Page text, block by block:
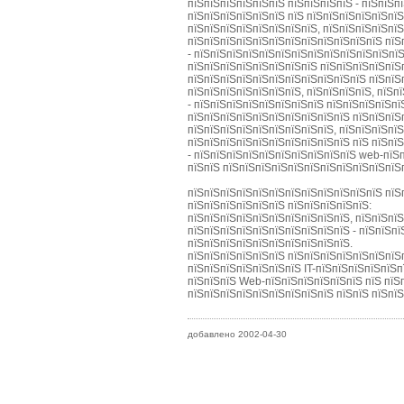
пїЅпїЅпїЅпїЅпїЅпїЅ пїЅпїЅпїЅпїЅ -
пїЅпїЅпїЅпїЅпїЅпїЅ пїЅ
пїЅпїЅпїЅпїЅпїЅпїЅпїЅпїЅ,
пїЅпїЅпїЅпїЅпїЅпїЅпїЅпїЅпїЅпїЅпїЅпїЅ
-
пїЅпїЅпїЅпїЅпїЅпїЅпїЅпїЅ
пїЅпїЅпїЅпїЅпїЅпїЅпїЅпїЅпїЅпїЅпїЅ
пїЅпїЅпїЅпїЅпїЅпїЅпїЅ, пїЅпїЅпїЅпїЅ,
- пїЅпїЅпїЅпїЅпїЅпїЅпїЅпїЅ
пїЅпїЅпїЅпїЅпїЅпїЅпїЅпїЅпїЅпїЅ
пїЅпїЅпїЅпїЅпїЅпїЅпїЅпїЅпїЅ,
пїЅпїЅпїЅпїЅпїЅпїЅпїЅпїЅпїЅпїЅ пїЅ
- пїЅпїЅпїЅпїЅпїЅпїЅпїЅпїЅпїЅпїЅ web-
пїЅпїЅ
пїЅпїЅпїЅпїЅпїЅпїЅпїЅпїЅпїЅпїЅпїЅпїЅ
пїЅпїЅпїЅпїЅпїЅпїЅ пїЅпїЅпїЅпїЅпїЅ:
пїЅпїЅпїЅпїЅпїЅпїЅпїЅпїЅпїЅпїЅ,
пїЅпїЅпїЅпїЅпїЅпїЅпїЅпїЅпїЅпїЅ -
пїЅпїЅпїЅпїЅпїЅпїЅпїЅпїЅпїЅпїЅ.
пїЅпїЅпїЅпїЅпїЅпїЅ
пїЅпїЅпїЅпїЅпїЅпїЅпїЅ IT-
пїЅпїЅпїЅ Web-пїЅпїЅпїЅпїЅпїЅпїЅ пїЅ
пїЅпїЅпїЅпїЅпїЅпїЅпїЅпїЅпїЅ пїЅпїЅ
добавлено 2002-04-30